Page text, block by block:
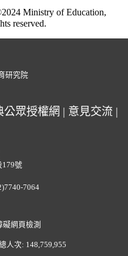
Ministry of Education,
reserved.
公眾授權網 | 意見交流 |
179號
7064
人次: 148,759,955